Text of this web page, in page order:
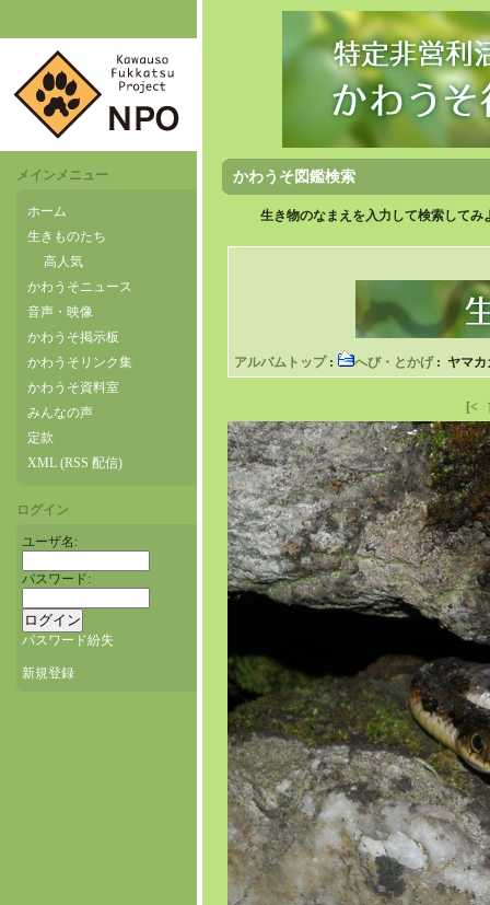
メインメニュー
ホーム
生きものたち
高人気
かわうそニュース
音声・映像
かわうそ掲示板
かわうそリンク集
かわうそ資料室
みんなの声
定款
XML (RSS 配信)
ログイン
ユーザ名:
パスワード:
パスワード紛失
新規登録
かわうそ図鑑検索
生き物のなまえを入力して検索して
アルバムトップ: へび・とかげ: ヤマカ
[<